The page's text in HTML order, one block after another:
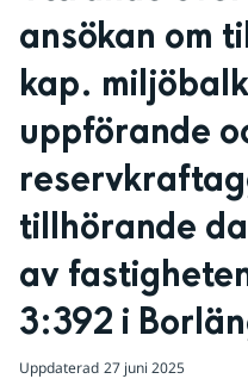
ansökan om
kap.
uppförande
tillhörande
av
3:392 i
Uppdaterad 27 juni 2025